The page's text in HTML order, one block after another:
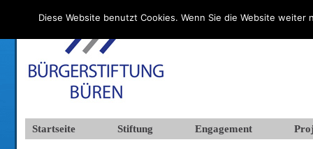
Startseite Stiftung Engagement
Diese Website benutzt Cookies. Wenn Sie die Website